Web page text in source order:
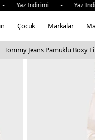
İndirimi - Yaz
Çocuk Markalar
Tommy Jeans Pamuklu Boxy